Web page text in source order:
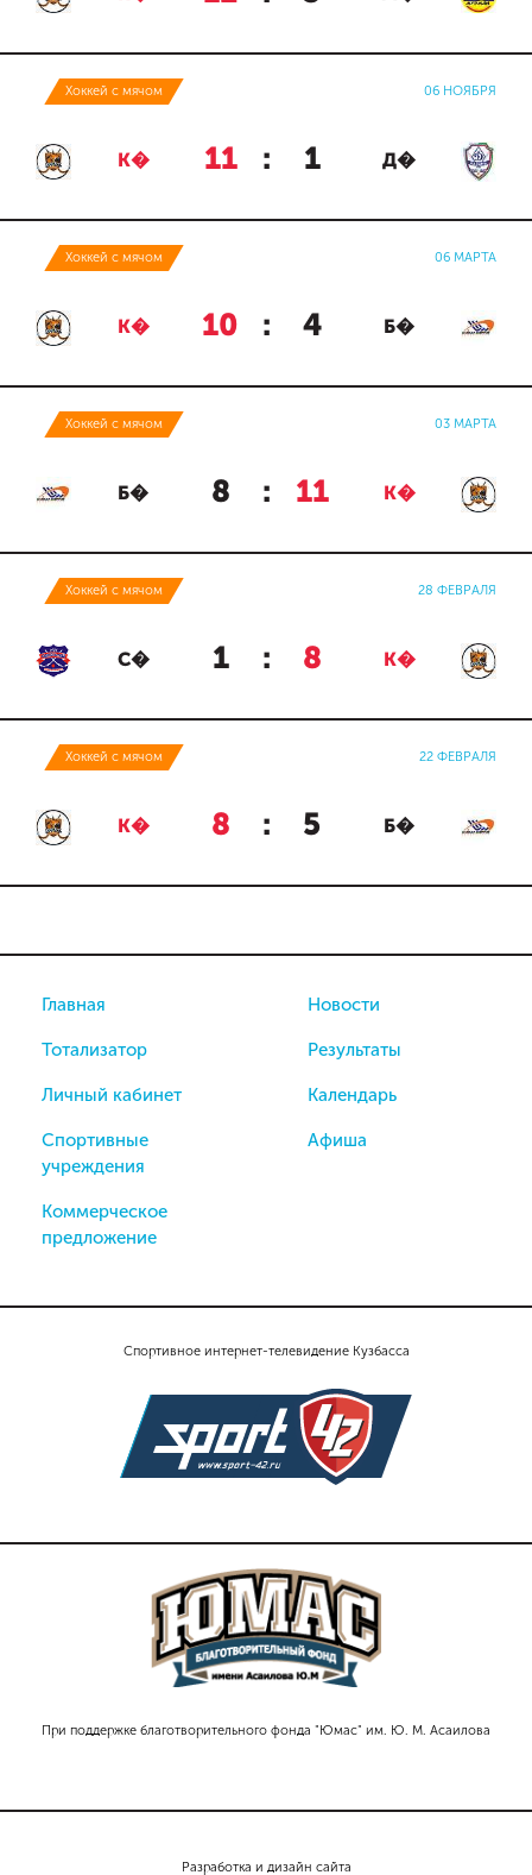
Хоккей с мячом 06 НОЯБРЯ
К� 11 : 1 Д�
Хоккей с мячом 06 МАРТА
К� 10 : 4 Б�
Хоккей с мячом 03 МАРТА
Б� 8 : 11 К�
Хоккей с мячом 28 ФЕВРАЛЯ
С� 1 : 8 К�
Хоккей с мячом 22 ФЕВРАЛЯ
К� 8 : 5 Б�
Спортивное интернет-телевидение Кузбасса
При поддержке благотворительного фонда "Юмас" им. Ю. М. Асаилова
Главная
Тотализатор
Личный кабинет
Спортивные
учреждения
Коммерческое
предложение
Новости
Результаты
Календарь
Афиша
Разработка и дизайн сайта